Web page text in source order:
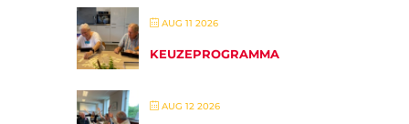
AUG 11 2026
KEUZEPROGRAMMA
AUG 12 2026